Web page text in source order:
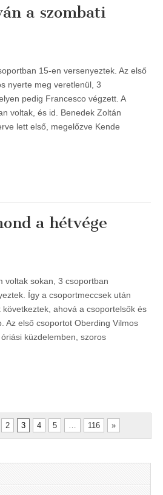
a szombati
15-en versenyeztek. Az első
nyerte meg veretlenül, 3
pedig Francesco végzett. A
voltak, és id. Benedek Zoltán
lett első, megelőzve Kende
a hétvége
voltak sokan, 3 csoportban
Így a csoportmeccsek után
ahová a csoportelsők és
Az első csoportot Oberding Vilmos
küzdelemben, szoros
2 3 4 5 … 116 »